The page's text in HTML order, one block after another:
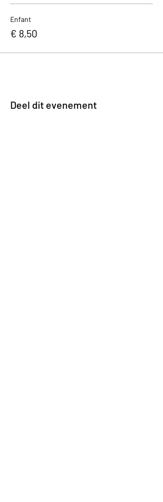
Enfant
€ 8,50
Deel dit evenement